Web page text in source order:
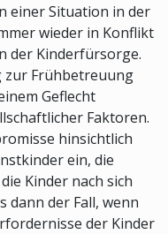
einer Situation in der
wieder in Konflikt
der Kinderfürsorge.
zur Frühbetreuung
Geflecht
Faktoren.
hinsichtlich
ein, die
Kinder nach sich
dann der Fall, wenn
der Kinder